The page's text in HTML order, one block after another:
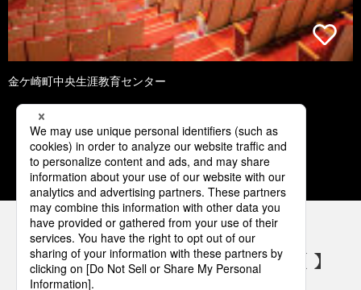
金ケ崎町中央生涯教育センター
1 2 3 4 5
パナソニックの電気設備 SNSアカウント